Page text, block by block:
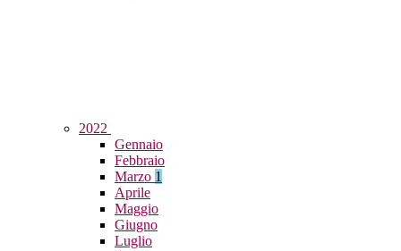
2022
Gennaio
Febbraio
Marzo 1
Aprile
Maggio
Giugno
Luglio